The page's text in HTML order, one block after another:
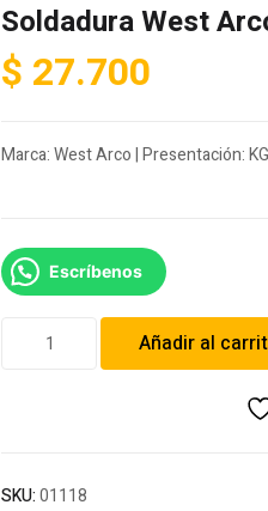
Soldadura West
$ 27.700
Marca: West Arco | Presentación:
Escríbenos
Añadir al
SKU:01118